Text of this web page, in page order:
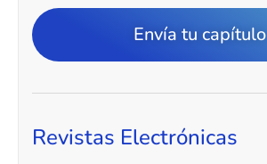
Envía tu capítulo
Revistas Electrónicas